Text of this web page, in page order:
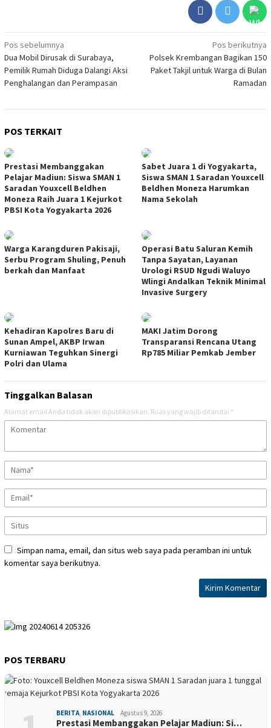
Navigasi
pos
Pos sebelumnya
Dua Mobil Dirusak di Surabaya,
Pemilik Rumah Diduga Dalangi Aksi
Penghalangan dan Perampasan
Pos berikutnya
Polsek Krembangan Bagikan 150
Paket Takjil untuk Warga di Bulan
Ramadan
POS TERKAIT
Prestasi Membanggakan
Pelajar Madiun: Siswa SMAN 1
Saradan Youxcell Beldhen
Moneza Raih Juara 1 Kejurkot
PBSI Kota Yogyakarta 2026
Sabet Juara 1 di Yogyakarta,
Siswa SMAN 1 Saradan Youxcell
Beldhen Moneza Harumkan
Nama Sekolah
Warga Karangduren Pakisaji,
Serbu Program Shuling, Penuh
berkah dan Manfaat
Operasi Batu Saluran Kemih
Tanpa Sayatan, Layanan
Urologi RSUD Ngudi Waluyo
Wlingi Andalkan Teknik Minimal
Invasive Surgery
Kehadiran Kapolres Baru di
Sunan Ampel, AKBP Irwan
Kurniawan Teguhkan Sinergi
Polri dan Ulama
MAKI Jatim Dorong
Transparansi Rencana Utang
Rp785 Miliar Pemkab Jember
Tinggalkan Balasan
Alamat email Anda tidak akan dipublikasikan. Ruas yang wajib ditandai *
Simpan nama, email, dan situs web saya pada peramban ini untuk
komentar saya berikutnya.
POS TERBARU
BERITA NASIONAL Agustus 9, 2026
Prestasi Membanggakan Pelajar Madiun: Si…